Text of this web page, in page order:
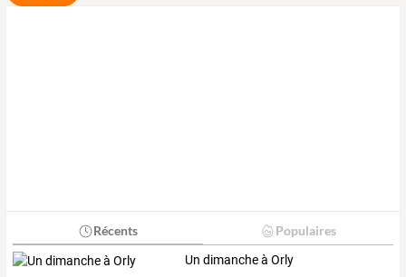
Récents Populaires
Un dimanche à Orly